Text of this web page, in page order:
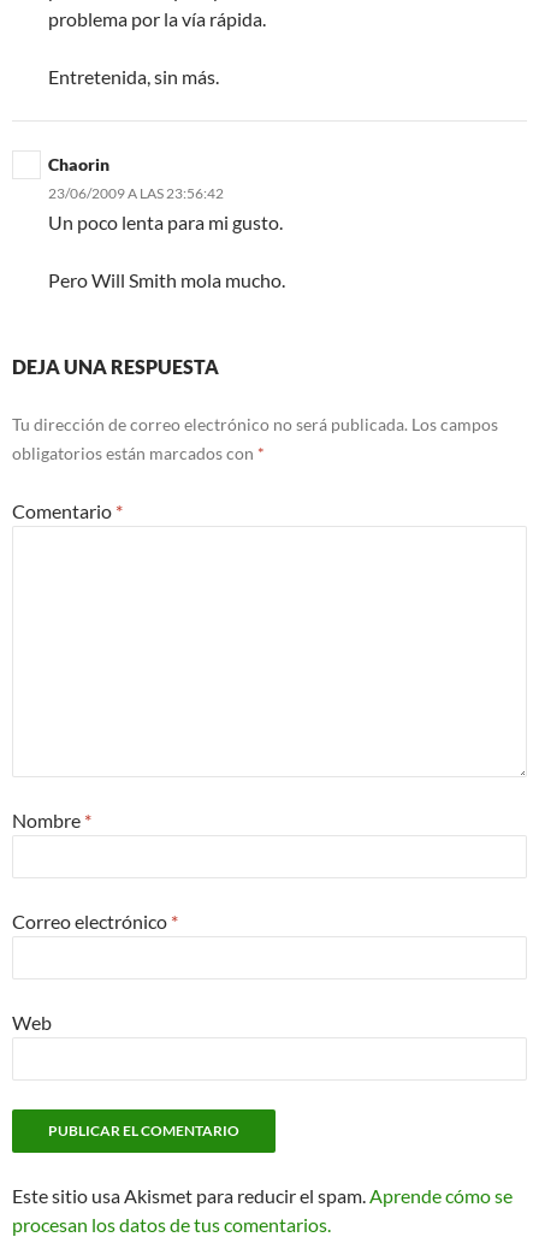
problema por la vía rápida.
Entretenida, sin más.
Chaorin
23/06/2009 A LAS 23:56:42
Un poco lenta para mi gusto.
Pero Will Smith mola mucho.
DEJA UNA RESPUESTA
Tu dirección de correo electrónico no será publicada. Los campos
obligatorios están marcados con *
Comentario *
Nombre *
Correo electrónico *
Web
Este sitio usa Akismet para reducir el spam.Aprende cómo se
procesan los datos de tus comentarios.